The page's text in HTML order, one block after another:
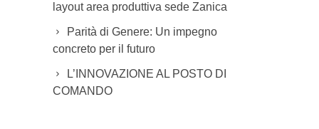
layout area produttiva sede Zanica
Parità di Genere: Un impegno
concreto per il futuro
L’INNOVAZIONE AL POSTO DI
COMANDO